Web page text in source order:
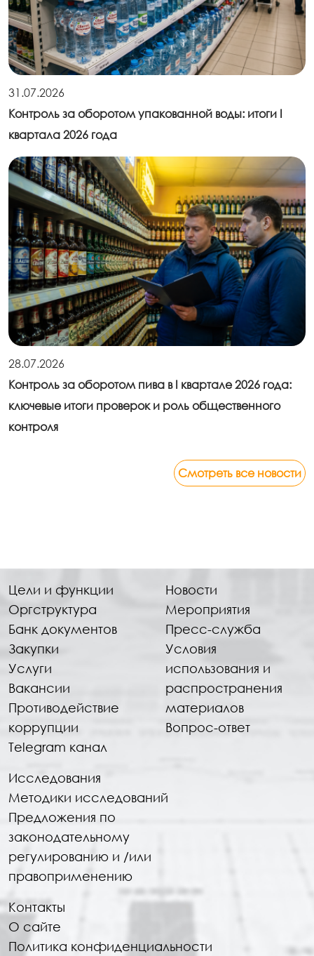
31.07.2026
Контроль за оборотом упакованной воды: итоги I
квартала 2026 года
28.07.2026
Контроль за оборотом пива в I квартале 2026 года:
ключевые итоги проверок и роль общественного
контроля
Смотреть все новости
Цели и функции
Оргструктура
Банк документов
Закупки
Услуги
Вакансии
Противодействие
коррупции
Telegram канал
Новости
Мероприятия
Пресс-служба
Условия
использования и
распространения
материалов
Вопрос-ответ
Исследования
Методики исследований
Предложения по
законодательному
регулированию и /или
правоприменению
Контакты
О сайте
Политика конфиденциальности